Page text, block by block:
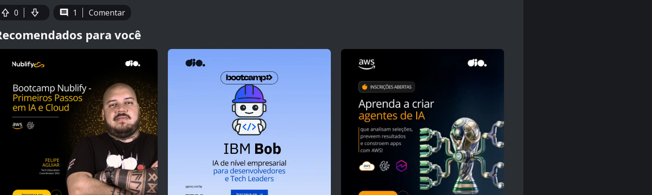
0 1 Comentar
para você